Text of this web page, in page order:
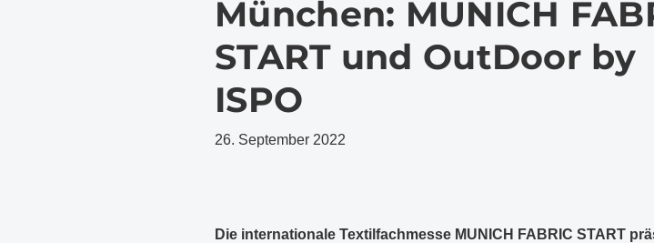
München: MUNICH
START und OutDoor by
ISPO
26. September 2022
Die internationale Textilfachmesse MUNICH FABRIC START